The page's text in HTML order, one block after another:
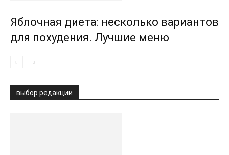
Яблочная диета: несколько вариантов
для похудения. Лучшие меню
выбор редакции